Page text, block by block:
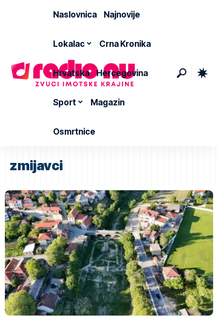
Naslovnica Najnovije
Lokalac Crna Kronika
Hrvatska Hercegovina
Sport Magazin
Osmrtnice
zmijavci